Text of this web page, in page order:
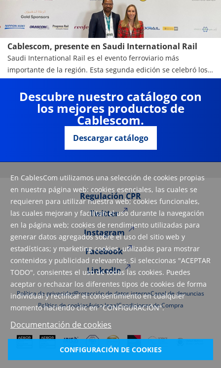
En CablesCom utilizamos una selección de cookies propias
en nuestra página web: cookies esenciales, las cuales se
requieren para utilizar nuestra web; cookies funcionales,
las cuales mejoran y facilitan el uso durante la navegación
en la página web; cookies de rendimiento utilizadas para
generar datos agregados sobre el uso del sitio web y
estadísticas; y marketing cookies, utilizadas para mostrar
contenidos y publicidad relevantes. Si seleccionas "ACEPTAR
TODO", consientes el uso de todas las cookies. Puedes
aceptar o rechazar los diferentes tipos de cookies de forma
individual y rectificar el consentimiento en cualquier
momento haciendo clic en "CONFIGURACIÓN".
Documentación de cookies
CONFIGURACIÓN DE COOKIES
Cablescom, presente en Saudi International Rail
Saudi International Rail es el evento ferroviario más
importante de la región. Esta segunda edición se celebró los
días 19 y 20 de octubre en Riad (Arabia Saudita). El
encuentro reunió a líderes y expertos del sector para abordar
las tendencias globales, la innovación y la sostenibilidad en el
ámbito del transporte ferroviario.
Descubre nuestro catálogo con
los mejores productos de
Cablescom.
Descargar catálogo
Regulación CPR
Twitter
Instagram
Facebook
LinkedIn
Política de privacidadProtección de datos internaCanal de denuncias
Política de cookiesAviso legalCondiciones de Compra